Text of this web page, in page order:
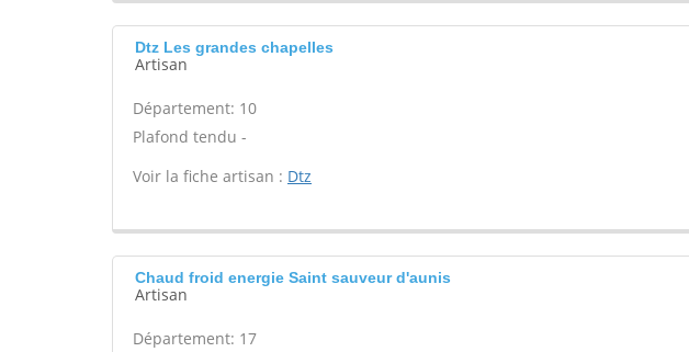
Dtz Les grandes chapelles
Artisan
Département: 10
Plafond tendu -
Voir la fiche artisan : Dtz
Chaud froid energie Saint sauveur d'aunis
Artisan
Département: 17